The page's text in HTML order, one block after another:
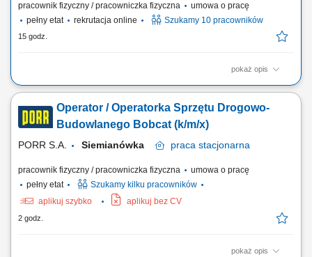
pracownik fizyczny / pracowniczka fizyczna
umowa o pracę
pełny etat
rekrutacja online Szukamy 10 pracowników
15 godz.
pokaż opis
Zakres obowiązków Obsługa maszyn zbrojarskich ‎( STEMA, Schnell,
Operator / Operatorka Sprzętu Drogowo-
Budowlanego Bobcat (k/m/x)
PORR S.A. Siemianówka praca stacjonarna
pracownik fizyczny / pracowniczka fizyczna
umowa o pracę
pełny etat
Szukamy kilku pracowników
aplikuj szybko
aplikuj bez CV
2 godz.
pokaż opis